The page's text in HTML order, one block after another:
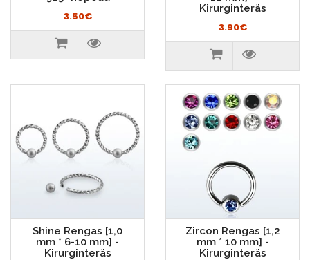
3.50€
Kirurginteräs
3.90€
Shine Rengas [1,0
mm * 6-10 mm] -
Kirurginteräs
Zircon Rengas [1,2
mm * 10 mm] -
Kirurginteräs